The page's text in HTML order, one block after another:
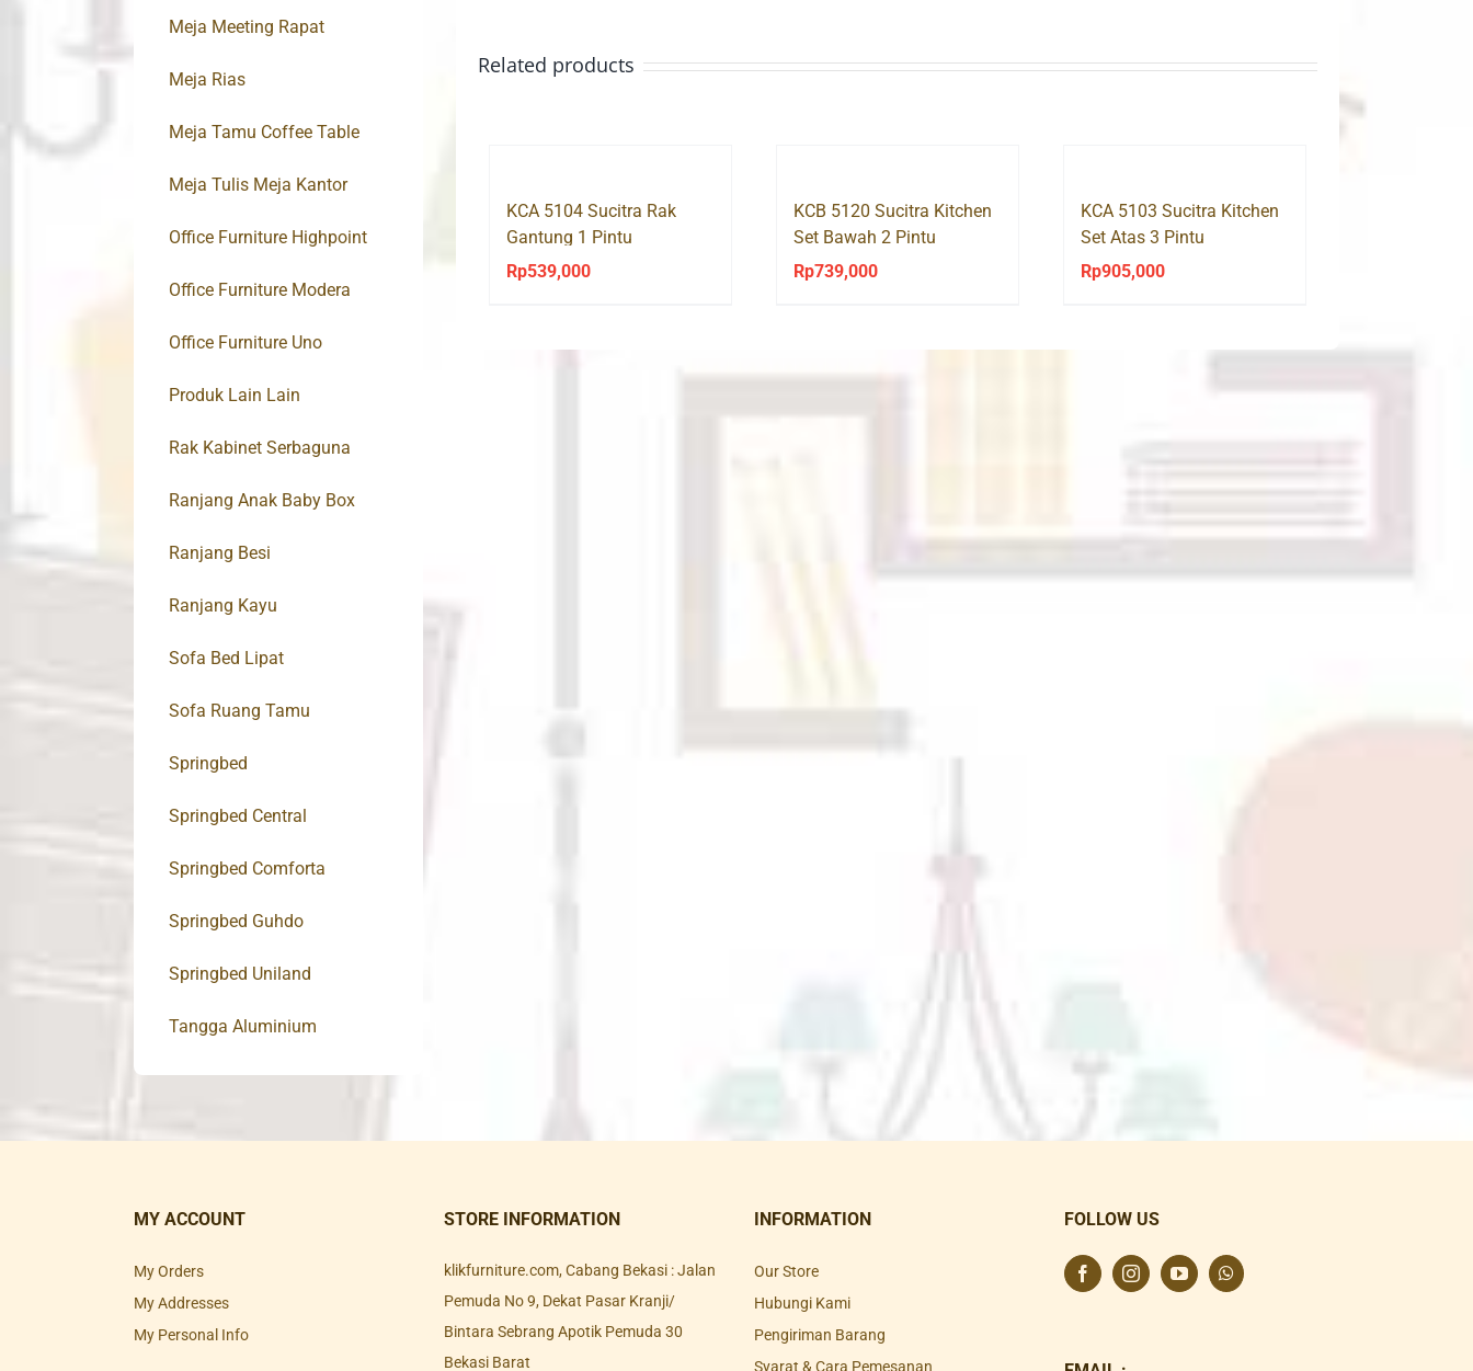
Related products
KCA 5104 Sucitra Rak
Gantung 1 Pintu
Rp539,000
KCB 5120 Sucitra Kitchen
Set Bawah 2 Pintu
Rp739,000
KCA 5103 Sucitra Kitchen
Set Atas 3 Pintu
Rp905,000
Meja Meeting Rapat
Meja Rias
Meja Tamu Coffee Table
Meja Tulis Meja Kantor
Office Furniture Highpoint
Office Furniture Modera
Office Furniture Uno
Produk Lain Lain
Rak Kabinet Serbaguna
Ranjang Anak Baby Box
Ranjang Besi
Ranjang Kayu
Sofa Bed Lipat
Sofa Ruang Tamu
Springbed
Springbed Central
Springbed Comforta
Springbed Guhdo
Springbed Uniland
Tangga Aluminium
MY ACCOUNT
My Orders
My Addresses
My Personal Info
STORE INFORMATION
klikfurniture.com, Cabang Bekasi : Jalan
Pemuda No 9, Dekat Pasar Kranji/
Bintara Sebrang Apotik Pemuda 30
Bekasi Barat
INFORMATION
Our Store
Hubungi Kami
Pengiriman Barang
Syarat & Cara Pemesanan
FOLLOW US